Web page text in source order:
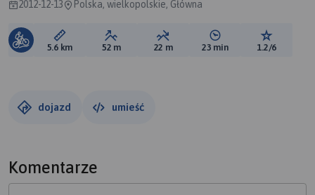
2012-12-13 Polska, wielkopolskie, Główna
Długość trasy:
5.6 km Suma przewyższeń:
52 m Suma spadków:
22 m Średni czas potrzebny
23 min Ocena
1.2/6
dojazd umieść
Komentarze